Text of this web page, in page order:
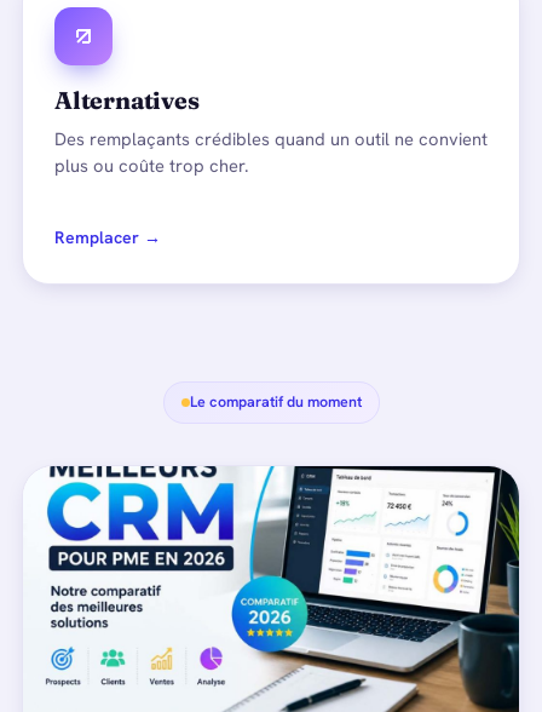
Alternatives
Des remplaçants crédibles quand un outil ne convient
plus ou coûte trop cher.
Remplacer →
Le comparatif du moment